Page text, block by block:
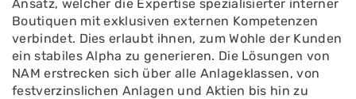
Ansatz, welcher die Expertise spezialisierter interner
Boutiquen mit exklusiven externen Kompetenzen
verbindet. Dies erlaubt ihnen, zum Wohle der Kunden
ein stabiles Alpha zu generieren. Die Lösungen von
NAM erstrecken sich über alle Anlageklassen, von
festverzinslichen Anlagen und Aktien bis hin zu